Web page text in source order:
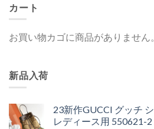
カート
お買い物カゴに商品がありません。
新品入荷
23新作GUCCI グッチ
レディース用 550621-2